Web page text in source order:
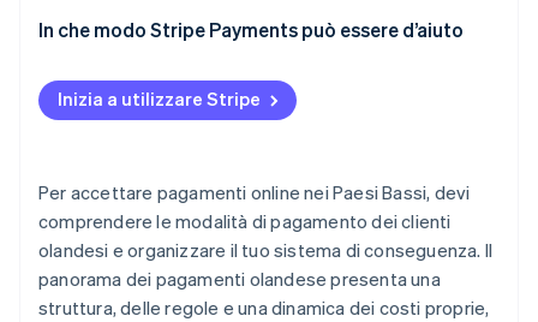
Attiva il servizio e monitora le prestazioni
protezione dei dati
Obblighi in materia di prevenzione delle frodi
In che modo Stripe Payments può essere d’aiuto
Inizia a utilizzare Stripe
Per accettare pagamenti online nei Paesi Bassi, devi
comprendere le modalità di pagamento dei clienti
olandesi e organizzare il tuo sistema di conseguenza. Il
panorama dei pagamenti olandese presenta una
struttura, delle regole e una dinamica dei costi proprie,